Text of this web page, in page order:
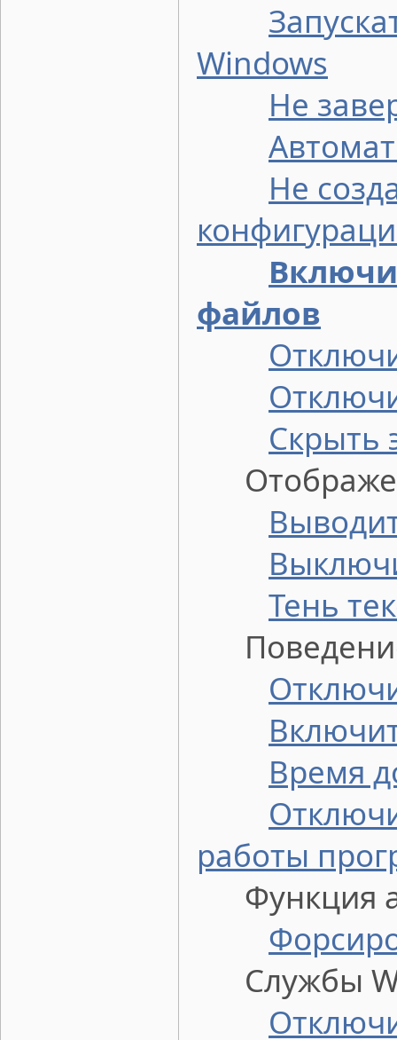
Windows
Не
Не
файлов
Скрыть
Тень
Время
работы
Функция
Службы